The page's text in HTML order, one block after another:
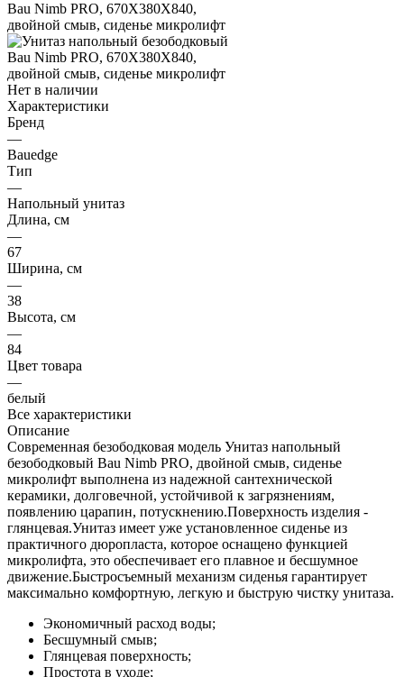
Нет в наличии
Характеристики
Бренд
—
Bauedge
Тип
—
Напольный унитаз
Длина, см
—
67
Ширина, см
—
38
Высота, см
—
84
Цвет товара
—
белый
Все характеристики
Описание
Современная безободковая модель Унитаз напольный
безободковый Bau Nimb PRO, двойной смыв, сиденье
микролифт выполнена из надежной сантехнической
керамики, долговечной, устойчивой к загрязнениям,
появлению царапин, потускнению.Поверхность изделия -
глянцевая.Унитаз имеет уже установленное сиденье из
практичного дюропласта, которое оснащено функцией
микролифта, это обеспечивает его плавное и бесшумное
движение.Быстросъемный механизм сиденья гарантирует
максимально комфортную, легкую и быструю чистку унитаза.
Экономичный расход воды;
Бесшумный смыв;
Глянцевая поверхность;
Простота в уходе;